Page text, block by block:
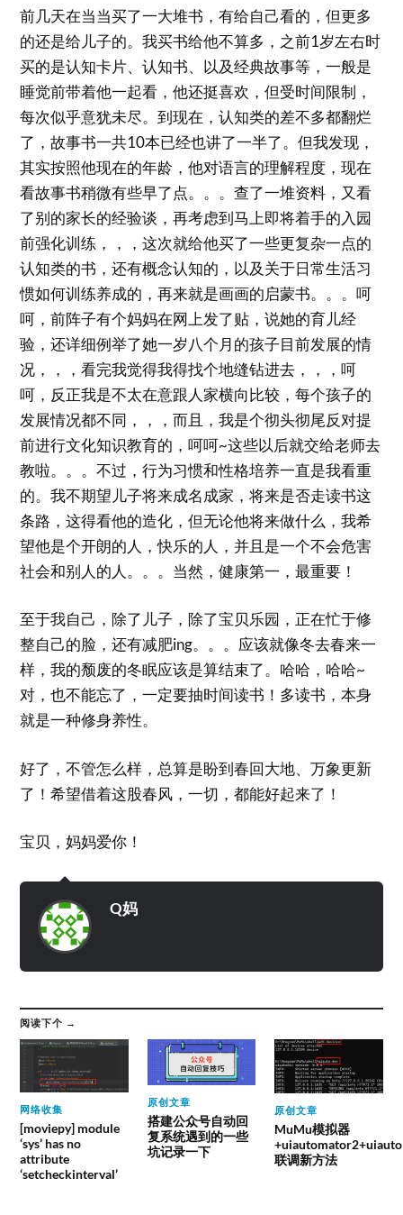
前几天在当当买了一大堆书，有给自己看的，但更多
的还是给儿子的。我买书给他不算多，之前1岁左右时
买的是认知卡片、认知书、以及经典故事等，一般是
睡觉前带着他一起看，他还挺喜欢，但受时间限制，
每次似乎意犹未尽。到现在，认知类的差不多都翻烂
了，故事书一共10本已经也讲了一半了。但我发现，
其实按照他现在的年龄，他对语言的理解程度，现在
看故事书稍微有些早了点。。。查了一堆资料，又看
了别的家长的经验谈，再考虑到马上即将着手的入园
前强化训练，，，这次就给他买了一些更复杂一点的
认知类的书，还有概念认知的，以及关于日常生活习
惯如何训练养成的，再来就是画画的启蒙书。。。呵
呵，前阵子有个妈妈在网上发了贴，说她的育儿经
验，还详细例举了她一岁八个月的孩子目前发展的情
况，，，看完我觉得我得找个地缝钻进去，，，呵
呵，反正我是不太在意跟人家横向比较，每个孩子的
发展情况都不同，，，而且，我是个彻头彻尾反对提
前进行文化知识教育的，呵呵~这些以后就交给老师去
教啦。。。不过，行为习惯和性格培养一直是我看重
的。我不期望儿子将来成名成家，将来是否走读书这
条路，这得看他的造化，但无论他将来做什么，我希
望他是个开朗的人，快乐的人，并且是一个不会危害
社会和别人的人。。。当然，健康第一，最重要！
至于我自己，除了儿子，除了宝贝乐园，正在忙于修
整自己的脸，还有减肥ing。。。应该就像冬去春来一
样，我的颓废的冬眠应该是算结束了。哈哈，哈哈~
对，也不能忘了，一定要抽时间读书！多读书，本身
就是一种修身养性。
好了，不管怎么样，总算是盼到春回大地、万象更新
了！希望借着这股春风，一切，都能好起来了！
宝贝，妈妈爱你！
Q妈
阅读下个 →
网络收集
[moviepy] module
‘sys’ has no
attribute
‘setcheckinterval’
原创文章
搭建公众号自动回
复系统遇到的一些
坑记录一下
原创文章
MuMu模拟器
+uiautomator2+uiauto
联调新方法